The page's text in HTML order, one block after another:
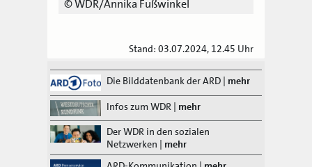
© WDR/Annika Fußwinkel
Stand: 03.07.2024, 12.45 Uhr
Die Bilddatenbank der ARD | mehr
Infos zum WDR | mehr
Der WDR in den sozialen
Netzwerken
mehr